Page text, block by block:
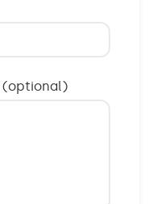
(optional)